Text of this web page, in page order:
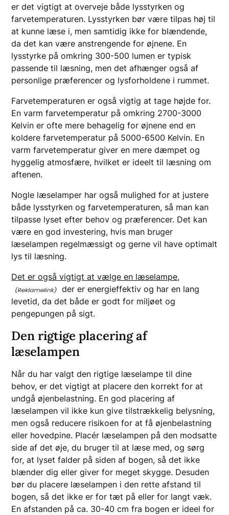
er det vigtigt at overveje både lysstyrken og
farvetemperaturen. Lysstyrken bør være tilpas høj til
at kunne læse i, men samtidig ikke for blændende,
da det kan være anstrengende for øjnene. En
lysstyrke på omkring 300-500 lumen er typisk
passende til læsning, men det afhænger også af
personlige præferencer og lysforholdene i rummet.
Farvetemperaturen er også vigtig at tage højde for.
En varm farvetemperatur på omkring 2700-3000
Kelvin er ofte mere behagelig for øjnene end en
koldere farvetemperatur på 5000-6500 Kelvin. En
varm farvetemperatur giver en mere dæmpet og
hyggelig atmosfære, hvilket er ideelt til læsning om
aftenen.
Nogle læselamper har også mulighed for at justere
både lysstyrken og farvetemperaturen, så man kan
tilpasse lyset efter behov og præferencer. Det kan
være en god investering, hvis man bruger
læselampen regelmæssigt og gerne vil have optimalt
lys til læsning.
Det er også vigtigt at vælge en læselampe,
der er energieffektiv og har en lang
levetid, da det både er godt for miljøet og
pengepungen på sigt.
Den rigtige placering af
læselampen
Når du har valgt den rigtige læselampe til dine
behov, er det vigtigt at placere den korrekt for at
undgå øjenbelastning. En god placering af
læselampen vil ikke kun give tilstrækkelig belysning,
men også reducere risikoen for at få øjenbelastning
eller hovedpine. Placér læselampen på den modsatte
side af det øje, du bruger til at læse med, og sørg
for, at lyset falder på siden af bogen, så det ikke
blænder dig eller giver for meget skygge. Desuden
bør du placere læselampen i den rette afstand til
bogen, så det ikke er for tæt på eller for langt væk.
En afstanden på ca. 30-40 cm fra bogen er ideel for